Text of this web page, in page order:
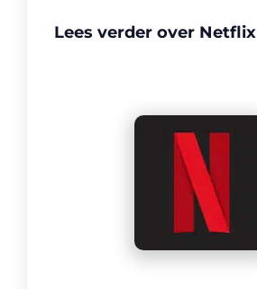
Lees verder over Netflix